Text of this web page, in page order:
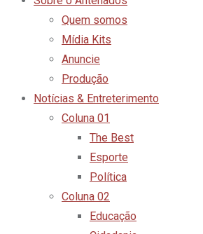
Quem somos
Mídia Kits
Anuncie
Produção
Notícias & Entreterimento
Coluna 01
The Best
Esporte
Política
Coluna 02
Educação